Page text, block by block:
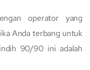
operator yang
Anda terbang untuk
90/90 ini adalah